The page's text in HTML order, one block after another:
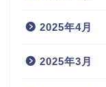
2025年4月
2025年3月